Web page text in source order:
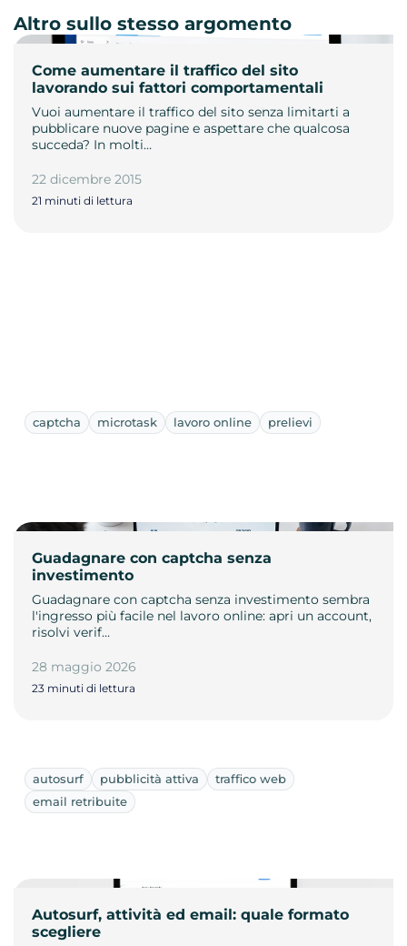
Come aumentare il traffico del sito
lavorando sui fattori comportamentali
Vuoi aumentare il traffico del sito senza limitarti a
pubblicare nuove pagine e aspettare che qualcosa
succeda? In molti…
22 dicembre 2015
21 minuti di lettura
Altro sullo stesso argomento
captcha microtask lavoro online prelievi
Guadagnare con captcha senza
investimento
Guadagnare con captcha senza investimento sembra
l'ingresso più facile nel lavoro online: apri un account,
risolvi verif…
28 maggio 2026
23 minuti di lettura
autosurf pubblicità attiva
traffico web
email retribuite
Autosurf, attività ed email: quale formato
scegliere